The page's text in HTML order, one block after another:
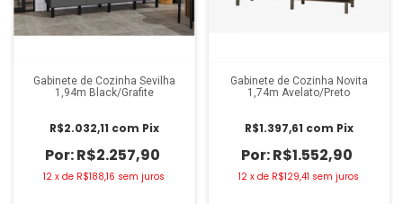
Gabinete de Cozinha Sevilha
1,94m Black/Grafite
R$2.257,90
R$2.032,11 com Pix
12 xde R$188,16 sem juros
Gabinete de Cozinha Novita
1,74m Avelato/Preto
R$1.552,90
R$1.397,61 com Pix
12 xde R$129,41 sem juros